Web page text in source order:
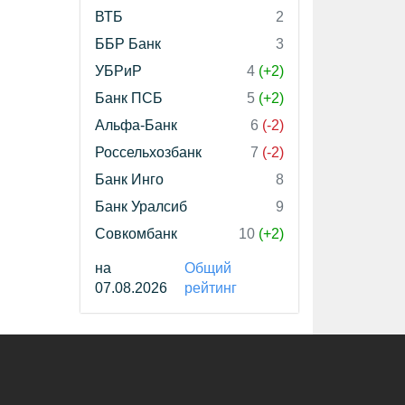
ВТБ
2
ББР Банк
3
УБРиР
4 (+2)
Банк ПСБ
5 (+2)
Альфа-Банк
6 (-2)
Россельхозбанк
7 (-2)
Банк Инго
8
Банк Уралсиб
9
Совкомбанк
10 (+2)
на
07.08.2026
Общий
рейтинг